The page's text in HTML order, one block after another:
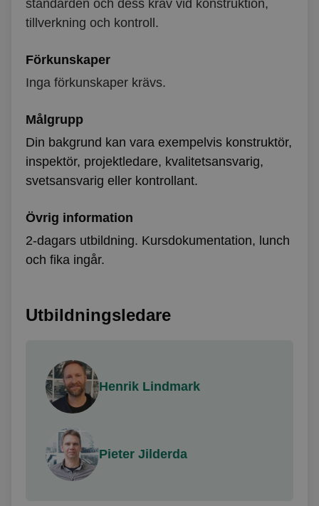
standarden och dess krav vid konstruktion,
tillverkning och kontroll.
Förkunskaper
Inga förkunskaper krävs.
Målgrupp
Din bakgrund kan vara exempelvis konstruktör,
inspektör, projektledare, kvalitetsansvarig,
svetsansvarig eller kontrollant.
Övrig information
2-dagars utbildning. Kursdokumentation, lunch
och fika ingår.
Utbildningsledare
Henrik Lindmark
Pieter Jilderda